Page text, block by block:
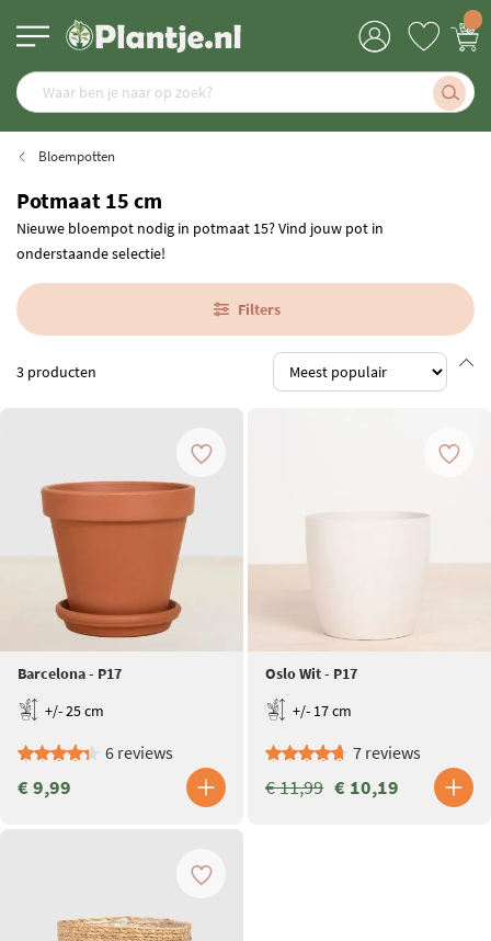
Bloempotten
Potmaat 15 cm
Nieuwe bloempot nodig in potmaat 15? Vind jouw pot in
onderstaande selectie!
Filters
3 producten
Barcelona - P17
+/- 25 cm
6 reviews
€ 9,99
Oslo Wit - P17
+/- 17 cm
7 reviews
€ 10,19
€ 11,99